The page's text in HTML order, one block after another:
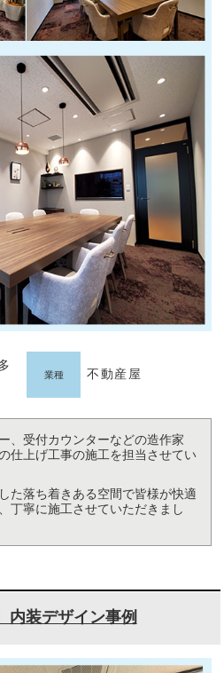
業種 不動産屋
、受付カウンターなどの造作家
仕上げ工事の施工を担当させてい
た落ち着きある空間で皆様が快適
丁寧に施工させていただきまし
内装デザイン事例